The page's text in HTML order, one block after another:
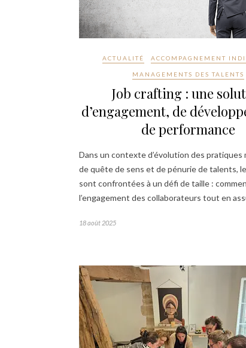
ACTUALITÉ ACCOMPAGNEMENT
MANAGEMENTS DES TALENTS
Job crafting : une
d’engagement, de
de performance
Dans un contexte d’évolution des pratiques
de quête de sens et de pénurie de talents,
sont confrontées à un défi de taille :
l’engagement des collaborateurs tout en
18 août 2025